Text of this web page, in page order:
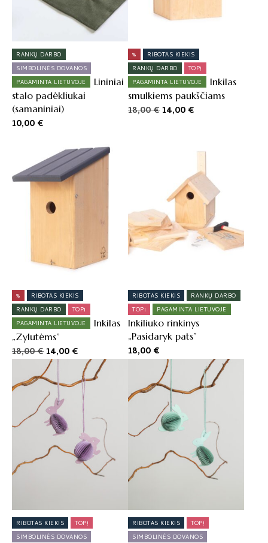
RANKŲ DARBO
SIMBOLINĖS DOVANOS
PAGAMINTA LIETUVOJE
Lininiai
stalo padėkliukai
(samaniniai)
10,00€
%
RIBOTAS KIEKIS
RANKŲ DARBO
TOP!
PAGAMINTA LIETUVOJE
Inkilas
smulkiems paukščiams
18,00€Original
14,00€
14,00 €.
%
RIBOTAS KIEKIS
RANKŲ DARBO
TOP!
PAGAMINTA LIETUVOJE
Inkilas
„Zylutėms”
18,00€Original
price
was:
18,00 €.
14,00€
price
is:
14,00 €.
RIBOTAS KIEKIS
RANKŲ DARBO
TOP!
PAGAMINTA LIETUVOJE
Inkiliuko rinkinys
„Pasidaryk pats”
18,00€
RIBOTAS KIEKIS
TOP!
SIMBOLINĖS DOVANOS
RIBOTAS KIEKIS
TOP!
SIMBOLINĖS DOVANOS